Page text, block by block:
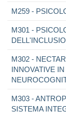
M259 -
M301 -
M302 -
INNOVATIVE
M303 -
SISTEMA